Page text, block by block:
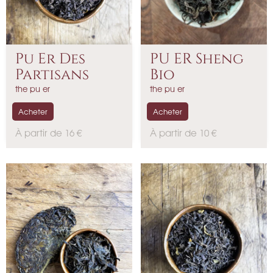
Pu Er Des
Partisans
the pu er
P
x
À partir de 16 €
Acheter
PU ER Sheng
Bio
the pu er
P
x
À partir de 10 €
Acheter